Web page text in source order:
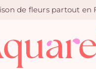
de fleurs partout en